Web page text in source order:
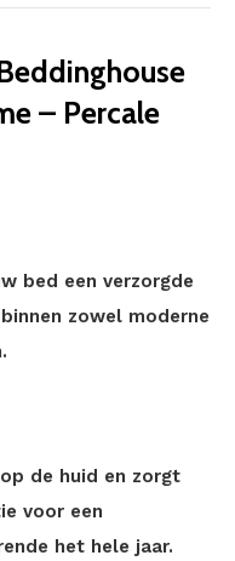
– Percale
bed een verzorgde
zowel moderne
de huid en zorgt
voor een
het hele jaar.